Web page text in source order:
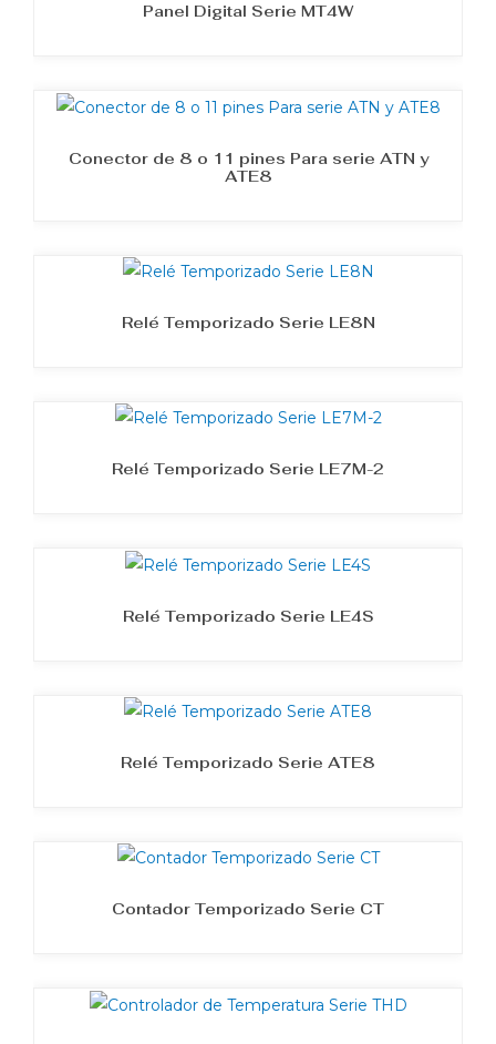
Panel Digital Serie MT4W
Conector de 8 o 11 pines Para serie ATN y
ATE8
Relé Temporizado Serie LE8N
Relé Temporizado Serie LE7M-2
Relé Temporizado Serie LE4S
Relé Temporizado Serie ATE8
Contador Temporizado Serie CT